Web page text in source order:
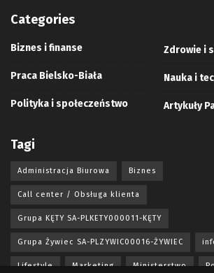
Categories
Biznes i finanse
Praca Bielsko-Biała
Polityka i społeczeństwo
Zdrowie i
Nauka i
Artykuły
Tagi
Administracja Biurowa Biznes
Call center / Obsługa klienta
Grupa KĘTY SA-PLKETY000011-KĘTY
Grupa Żywiec SA-PLZYWIC00016-ŻYWIEC
Lifestyle Marketing Ministerstwo